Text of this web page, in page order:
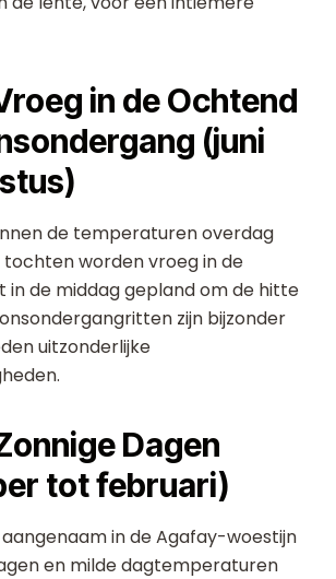
in de Ochtend
(juni
de temperaturen overdag
tochten worden vroeg in de
in de middag gepland om de hitte
zijn bijzonder
uitzonderlijke
Dagen
tot februari)
in de Agafay-woestijn
en milde dagtemperaturen